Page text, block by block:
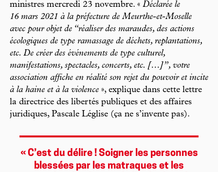
ministres mercredi 23 novembre. « Déclarée le
16 mars 2021 à la préfecture de Meurthe-et-Moselle
avec pour objet de “réaliser des maraudes, des actions
écologiques de type ramassage de déchets, replantations,
etc. De créer des événements de type culturel,
manifestations, spectacles, concerts, etc. […]”, votre
association affiche en réalité son rejet du pouvoir et incite
à la haine et à la violence », explique dans cette lettre
la directrice des libertés publiques et des affaires
juridiques, Pascale Léglise (ça ne s’invente pas).
« C’est du délire ! Soigner les personnes
blessées par les matraques et les